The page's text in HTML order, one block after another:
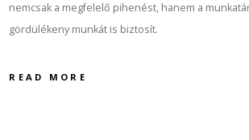
nemcsak a megfelelő pihenést, hanem a
gördülékeny munkát is biztosít.
READ MORE